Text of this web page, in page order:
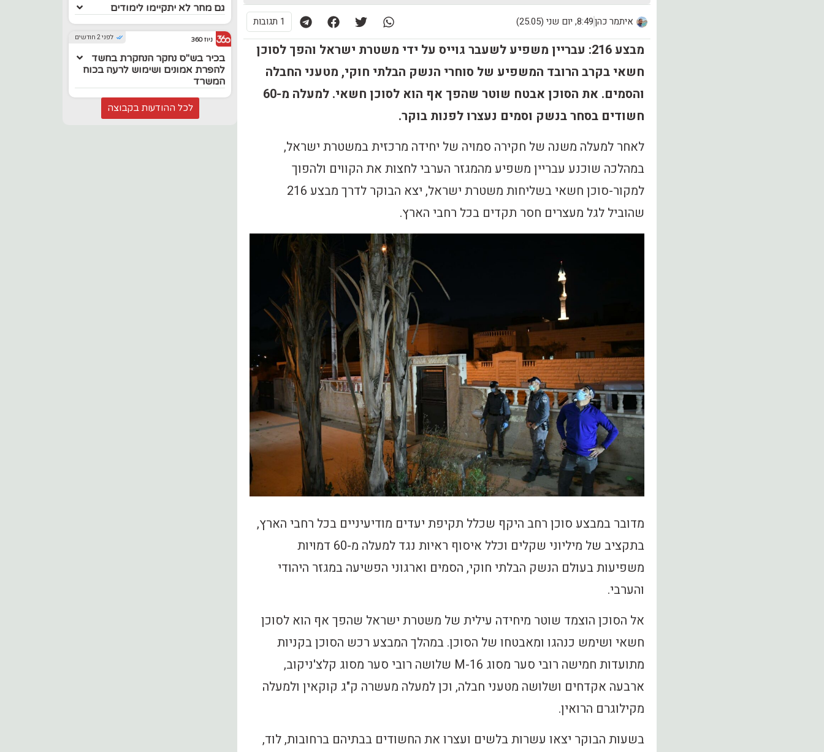
איתמר כהן8:49, יום שני (25.05) 1 תגובות
מבצע 216: עבריין משפיע לשעבר גוייס על ידי משטרת ישראל והפך לסוכן
חשאי בקרב הרובד המשפיע של סוחרי הנשק הבלתי חוקי, מטעני החבלה
והסמים. את הסוכן אבטח שוטר שהפך אף הוא לסוכן חשאי. למעלה מ-60
חשודים בסחר בנשק וסמים נעצרו לפנות בוקר.
לאחר למעלה משנה של חקירה סמויה של יחידה מרכזית במשטרת ישראל,
במהלכה שוכנע עבריין משפיע מהמגזר הערבי לחצות את הקווים ולהפוך
למקור-סוכן חשאי בשליחות משטרת ישראל, יצא הבוקר לדרך מבצע 216
שהוביל לגל מעצרים חסר תקדים בכל רחבי הארץ.
מדובר במבצע סוכן רחב היקף שכלל תקיפת יעדים מודיעיניים בכל רחבי הארץ,
בתקציב של מיליוני שקלים וכלל איסוף ראיות נגד למעלה מ-60 דמויות
משפיעות בעולם הנשק הבלתי חוקי, הסמים וארגוני הפשיעה במגזר היהודי
והערבי.
אל הסוכן הוצמד שוטר מיחידה עילית של משטרת ישראל שהפך אף הוא לסוכן
חשאי ושימש כנהגו ומאבטחו של הסוכן. במהלך המבצע רכש הסוכן בקניות
מתועדות חמישה רובי סער מסוג M-16 שלושה רובי סער מסוג קלצ'ניקוב,
ארבעה אקדחים ושלושה מטעני חבלה, וכן למעלה מעשרה ק"ג קוקאין ולמעלה
מקילוגרם הרואין.
בשעות הבוקר יצאו עשרות בלשים ועצרו את החשודים בבתיהם ברחובות, לוד,
גם מחר לא יתקיימו לימודים
לפני 2 חודשים ניוז 360
בכיר בש"ס נחקר הנחקרת בחשד
להפרת אמונים ושימוש לרעה בכוח
המשרד
לכל ההודעות בקבוצה